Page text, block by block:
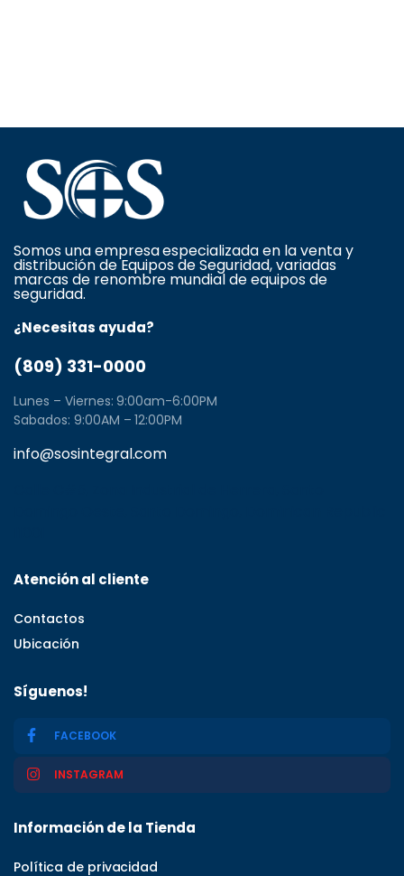
Somos una empresa especializada en la venta y
distribución de Equipos de Seguridad, variadas
marcas de renombre mundial de equipos de
seguridad.
¿Necesitas ayuda?
(809) 331-0000
Lunes – Viernes: 9:00am-6:00PM
Sabados: 9:00AM – 12:00PM
info@sosintegral.com
Atención al cliente
Contactos
Ubicación
Síguenos!
FACEBOOK
INSTAGRAM
Información de la Tienda
Política de privacidad